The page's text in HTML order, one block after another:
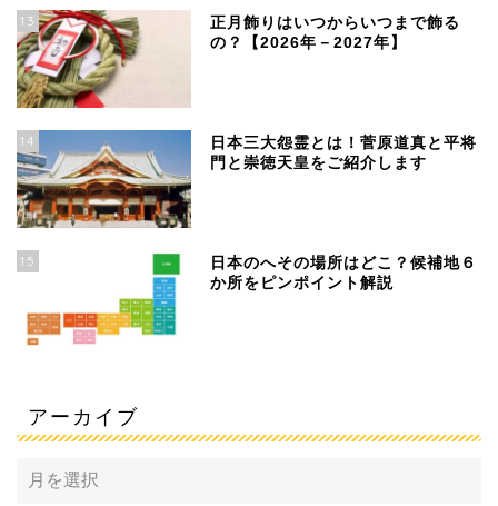
13
正月飾りはいつからいつまで飾る
の？【2026年－2027年】
14
日本三大怨霊とは！菅原道真と平将
門と崇徳天皇をご紹介します
15
日本のへその場所はどこ？候補地６
か所をピンポイント解説
アーカイブ